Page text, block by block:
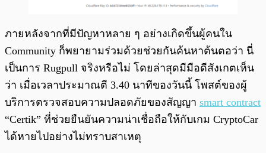
ภายหลังจากที่มีปัญหาหลาย ๆ อย่างเกิดขึ้นผู้คนใน
Community ก็พยายามร่วมด้วยช่วยกันค้นหาต้นตอว่า นี่
เป็นการ Rugpull จริงหรือไม่ โดยล่าสุดมีมือดีสังเกตเห็น
ว่า เมื่อเวลาประมาณตี 3.40 นาทีของวันนี้ โพสต์ของผู้
บริการตรวจสอบความปลอดภัยของสัญญา smart contract
“Certik” ที่ช่วยยืนยันความน่าเชื่อถือให้กับเกม CryptoCar
ได้หายไปอย่างไม่ทราบสาเหตุ